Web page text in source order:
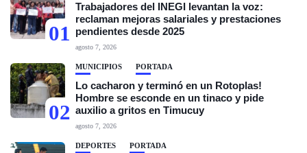
01
Trabajadores del INEGI levantan la voz:
reclaman mejoras salariales y prestaciones
pendientes desde 2025
agosto 7, 2026
02
MUNICIPIOS PORTADA
Lo cacharon y terminó en un Rotoplas!
Hombre se esconde en un tinaco y pide
auxilio a gritos en Timucuy
agosto 7, 2026
DEPORTES PORTADA